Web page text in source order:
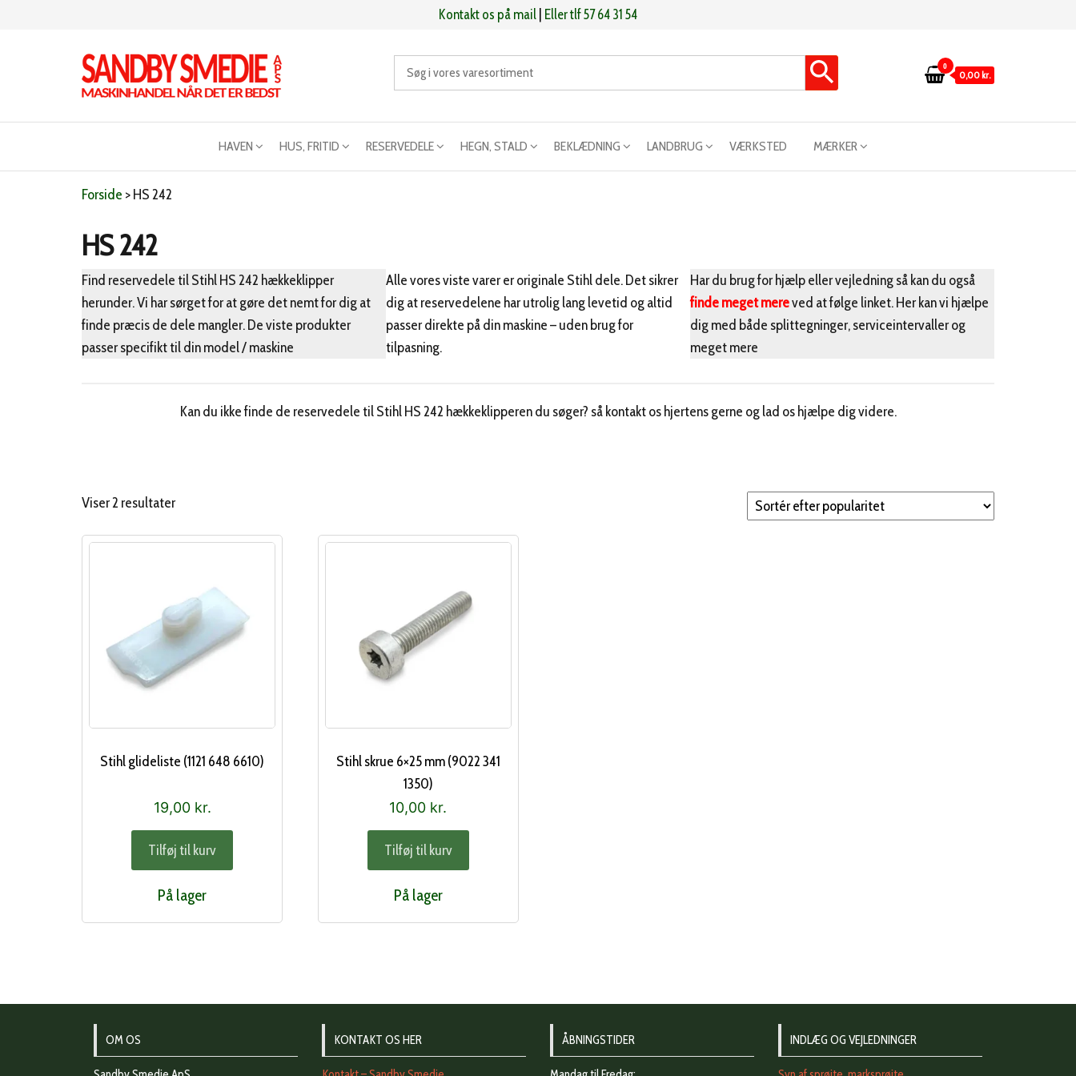
Kontakt os på mail Eller tlf 57 64 31 54
0
0,00 kr.
HAVEN HUS, FRITID RESERVEDELE HEGN, STALD BEKLÆDNING LANDBRUG VÆRKSTED MÆRKER
Forside >HS 242
HS 242
Find reservedele til Stihl HS 242 hækkeklipper
herunder. Vi har sørget for at gøre det nemt for dig at
finde præcis de dele mangler. De viste produkter
passer specifikt til din model / maskine
Alle vores viste varer er originale Stihl dele. Det sikrer
dig at reservedelene har utrolig lang levetid og altid
passer direkte på din maskine – uden brug for
tilpasning.
Har du brug for hjælp eller vejledning så kan du også
finde meget mereved at følge linket. Her kan vi hjælpe
dig med både splittegninger, serviceintervaller og
meget mere
Kan du ikke finde de reservedele til Stihl HS 242 hækkeklipperen du søger? så kontakt os hjertens gerne og lad os hjælpe dig videre.
Viser 2 resultaterSorteret
popularitet
Stihl glideliste (1121 648 6610)
19,00 kr.
Tilføj til kurv
På lager
Stihl skrue 6×25 mm (9022 341
1350)
10,00 kr.
Tilføj til kurv
På lager
OM OS KONTAKT OS HER ÅBNINGSTIDER INDLÆG OG VEJLEDNINGER